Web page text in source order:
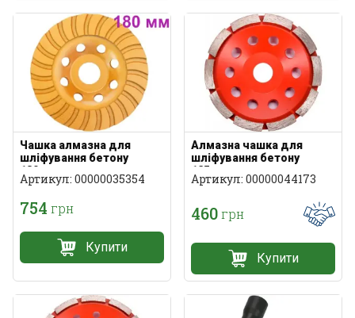
Чашка алмазна для
шліфування бетону
180мм
Артикул: 00000035354
754 грн
Купити
Алмазна чашка для
шліфування бетону
125мм
Артикул: 00000044173
460грн
Купити